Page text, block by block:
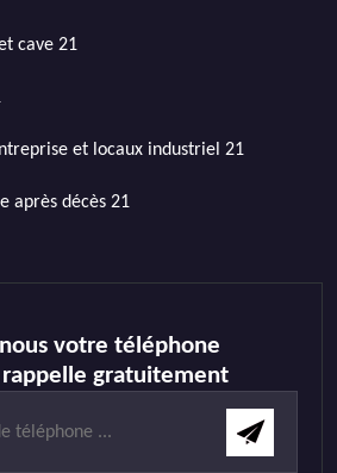
cave 21
et locaux industriel 21
après décès 21
nous votre téléphone
rappelle gratuitement